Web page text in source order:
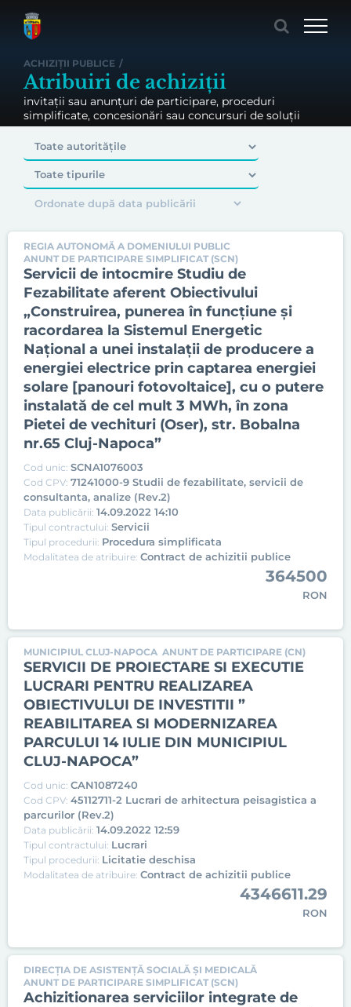
ACHIZIȚII PUBLICE /
Atribuiri de achiziții
invitații sau anunțuri de participare, proceduri
simplificate, concesionări sau concursuri de soluții
REGIA AUTONOMĂ A DOMENIULUI PUBLIC
ANUNT DE PARTICIPARE SIMPLIFICAT (SCN)
Servicii de intocmire Studiu de
Fezabilitate aferent Obiectivului
„Construirea, punerea în funcțiune și
racordarea la Sistemul Energetic
Național a unei instalații de producere a
energiei electrice prin captarea energiei
solare [panouri fotovoltaice], cu o putere
instalată de cel mult 3 MWh, în zona
Pietei de vechituri (Oser), str. Bobalna
nr.65 Cluj-Napoca”
Cod unic: SCNA1076003
Cod CPV: 71241000-9 Studii de fezabilitate, servicii de
consultanta, analize (Rev.2)
Data publicării: 14.09.2022 14:10
Tipul contractului: Servicii
Tipul procedurii: Procedura simplificata
Modalitatea de atribuire: Contract de achizitii publice
364500
RON
MUNICIPIUL CLUJ-NAPOCA ANUNT DE PARTICIPARE (CN)
SERVICII DE PROIECTARE SI EXECUTIE
LUCRARI PENTRU REALIZAREA
OBIECTIVULUI DE INVESTITII ”
REABILITAREA SI MODERNIZAREA
PARCULUI 14 IULIE DIN MUNICIPIUL
CLUJ-NAPOCA”
Cod unic: CAN1087240
Cod CPV: 45112711-2 Lucrari de arhitectura peisagistica a
parcurilor (Rev.2)
Data publicării: 14.09.2022 12:59
Tipul contractului: Lucrari
Tipul procedurii: Licitatie deschisa
Modalitatea de atribuire: Contract de achizitii publice
4346611.29
RON
DIRECȚIA DE ASISTENȚĂ SOCIALĂ ȘI MEDICALĂ
ANUNT DE PARTICIPARE SIMPLIFICAT (SCN)
Achizitionarea serviciilor integrate de